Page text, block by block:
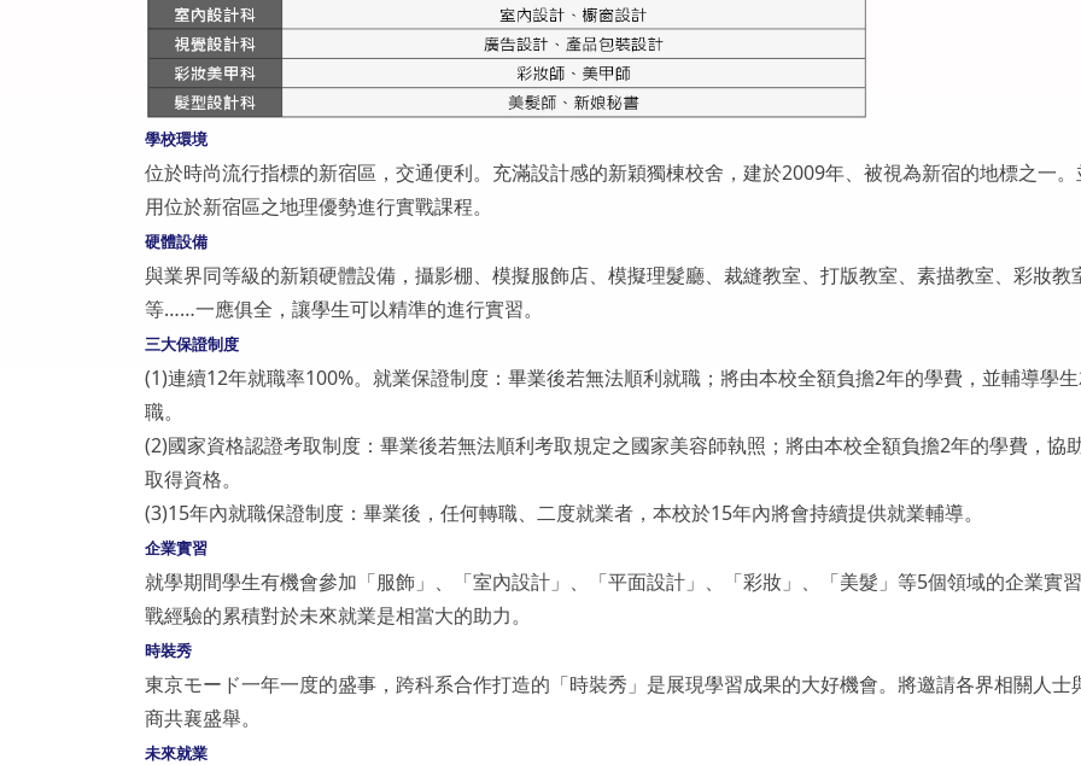
學校環境
位於時尚流行指標的新宿區，交通便利。充滿設計感的新穎獨棟校舍，建於2009年、被視為新宿的地標之一。
用位於新宿區之地理優勢進行實戰課程。
硬體設備
與業界同等級的新穎硬體設備，攝影棚、模擬服飾店、模擬理髮廳、裁縫教室、打版教室、素描教室、彩妝教
等……一應俱全，讓學生可以精準的進行實習。
三大保證制度
(1)連續12年就職率100%。就業保證制度：畢業後若無法順利就職；將由本校全額負擔2年的學費，並輔導學
職。
(2)國家資格認證考取制度：畢業後若無法順利考取規定之國家美容師執照；將由本校全額負擔2年的學費，協
取得資格。
(3)15年內就職保證制度：畢業後，任何轉職、二度就業者，本校於15年內將會持續提供就業輔導。
企業實習
就學期間學生有機會參加「服飾」、「室內設計」、「平面設計」、「彩妝」、「美髮」等5個領域的企業實
戰經驗的累積對於未來就業是相當大的助力。
時裝秀
東京モード一年一度的盛事，跨科系合作打造的「時裝秀」是展現學習成果的大好機會。將邀請各界相關人士
商共襄盛舉。
未來就業